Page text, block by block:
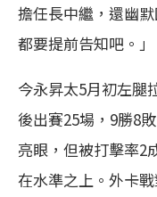
擔任長中繼，還幽
都要提前告知吧。」
今永昇太5月初左腿
後出賽25場，9勝8
亮眼，但被打擊率2
在水準之上。外卡